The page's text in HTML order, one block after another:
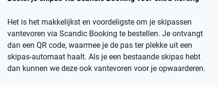
Het is het makkelijkst en voordeligste om je skipassen
vantevoren via Scandic Booking te bestellen. Je ontvangt
dan een QR code, waarmee je de pas ter plekke uit een
skipas-automaat haalt. Als je een bestaande skipas hebt
dan kunnen we deze ook vantevoren voor je opwaarderen.